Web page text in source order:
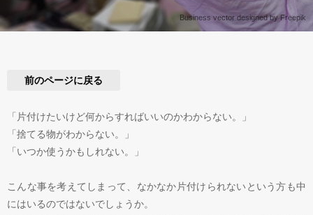
Business vector designed by Freepik
前のページに戻る
「片付けたいけど何からすればいいのかわからない。」
「捨てる物がわからない。」
「いつか使うかもしれない。」
こんな事を考えてしまって、なかなか片付けられないという方も中
にはいるのではないでしょうか。